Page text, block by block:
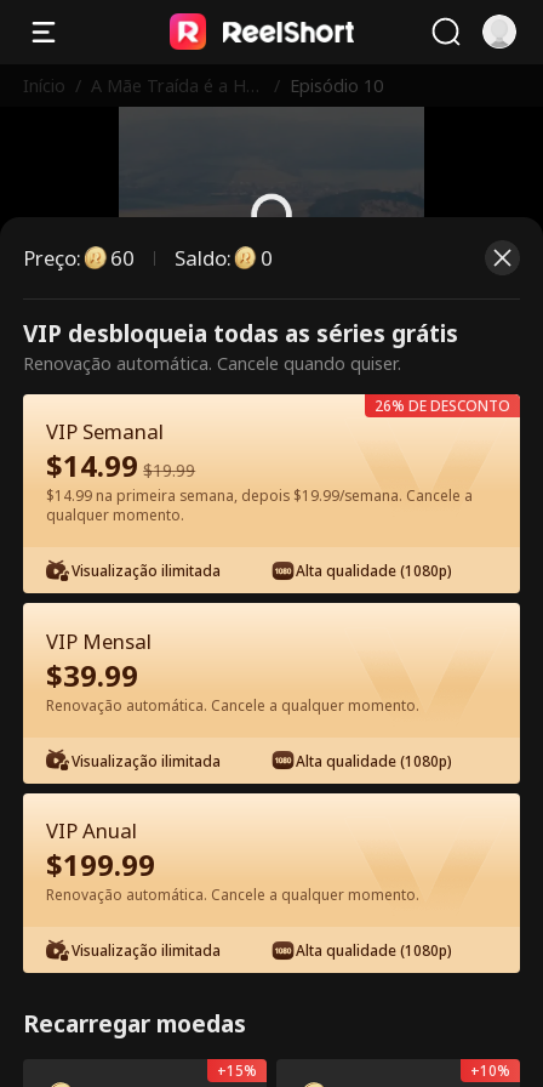
Início / A Mãe Traída é a Her
/ Episódio 10
Este episódio é pago. Desbloqueie
para assistir.
60
Episódio 10 - A Mãe Traída é a
Herdeira Divina Filme completo
1-50 51-53
10 11 14
2.1k 7.1k
Exclusivo no App:
Desbloqueios Grátis
Preço: 60 Saldo: 0
VIP desbloqueia todas as séries grátis
Renovação automática. Cancele quando quiser.
VIP Semanal
$14.99 $19.99
$14.99 na primeira semana, depois $19.99/semana. Cancele a
qualquer momento.
Visualização ilimitada Alta qualidade (1080p)
26% DE DESCONTO
VIP Mensal
$39.99
Renovação automática. Cancele a qualquer momento.
Visualização ilimitada Alta qualidade (1080p)
VIP Anual
$199.99
Renovação automática. Cancele a qualquer momento.
Visualização ilimitada Alta qualidade (1080p)
Recarregar moedas
+15% +10%